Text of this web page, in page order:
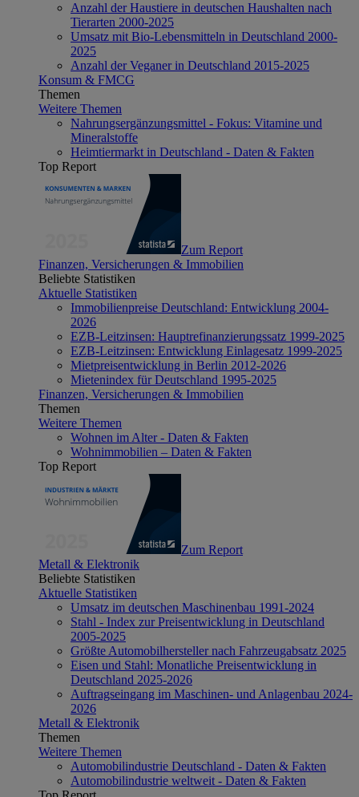
Anzahl der Haustiere in deutschen Haushalten nach
Tierarten 2000-2025
Umsatz mit Bio-Lebensmitteln in Deutschland 2000-
2025
Anzahl der Veganer in Deutschland 2015-2025
Konsum & FMCG
Themen
Weitere Themen
Nahrungsergänzungsmittel - Fokus: Vitamine und
Mineralstoffe
Heimtiermarkt in Deutschland - Daten & Fakten
Top Report
Zum Report
Finanzen, Versicherungen & Immobilien
Beliebte Statistiken
Aktuelle Statistiken
Immobilienpreise Deutschland: Entwicklung 2004-
2026
EZB-Leitzinsen: Hauptrefinanzierungssatz 1999-2025
EZB-Leitzinsen: Entwicklung Einlagesatz 1999-2025
Mietpreisentwicklung in Berlin 2012-2026
Mietenindex für Deutschland 1995-2025
Finanzen, Versicherungen & Immobilien
Themen
Weitere Themen
Wohnen im Alter - Daten & Fakten
Wohnimmobilien – Daten & Fakten
Top Report
Zum Report
Metall & Elektronik
Beliebte Statistiken
Aktuelle Statistiken
Umsatz im deutschen Maschinenbau 1991-2024
Stahl - Index zur Preisentwicklung in Deutschland
2005-2025
Größte Automobilhersteller nach Fahrzeugabsatz 2025
Eisen und Stahl: Monatliche Preisentwicklung in
Deutschland 2025-2026
Auftragseingang im Maschinen- und Anlagenbau 2024-
2026
Metall & Elektronik
Themen
Weitere Themen
Automobilindustrie Deutschland - Daten & Fakten
Automobilindustrie weltweit - Daten & Fakten